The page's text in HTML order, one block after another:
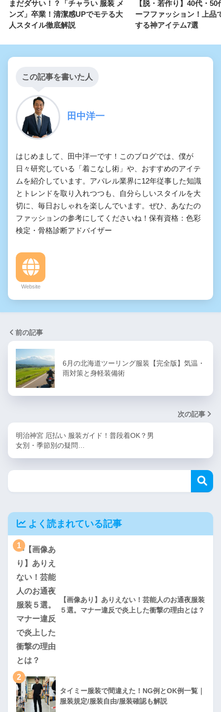
まだダサい！？「チャラい 服装 メ
ンズ」卒業！清潔感UPでモテる大
人スタイル徹底解説
【脱・若作り】40代・50
ーフファッション！上品
する神アイテム7選
この記事を書いた人
田中洋一
はじめまして、田中洋一です！このブログでは、僕が
日々研究している「着こなし術」や、おすすめのアイテ
ムを紹介しています。アパレル業界に12年従事した知識
とトレンドを取り入れつつも、自分らしいスタイルを大
切に、毎日おしゃれを楽しんでいます。ぜひ、あなたの
ファッションの参考にしてくださいね！保有資格：色彩
検定・骨格診断アドバイザー
Website
前の記事
6月の北海道ツーリング服装【完全版】気温・
雨対策と身軽装備術
次の記事
明治神宮 厄払い 服装ガイド！普段着OK？男
女別・季節別の疑問…
よく読まれている記事
1
【画像あり】ありえない！芸能人のお通夜服装
５選。マナー違反で炎上した衝撃の理由とは？
2
タイミー服装で間違えた！NG例とOK例一覧｜
服装規定/服装自由/服装確認も解説